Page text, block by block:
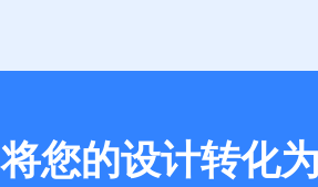
将您的设计转化